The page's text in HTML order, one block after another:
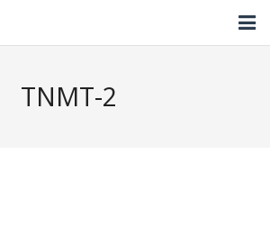
TNMT-2